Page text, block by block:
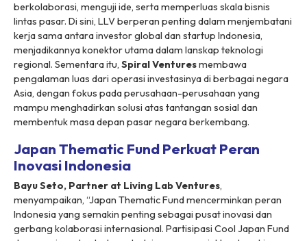
berkolaborasi, menguji ide, serta memperluas skala bisnis
lintas pasar. Di sini, LLV berperan penting dalam menjembatani
kerja sama antara investor global dan startup Indonesia,
menjadikannya konektor utama dalam lanskap teknologi
regional. Sementara itu, Spiral Venturesmembawa
pengalaman luas dari operasi investasinya di berbagai negara
Asia, dengan fokus pada perusahaan-perusahaan yang
mampu menghadirkan solusi atas tantangan sosial dan
membentuk masa depan pasar negara berkembang.
Japan Thematic Fund Perkuat Peran
Inovasi Indonesia
Bayu Seto, Partner at Living Lab Ventures,
menyampaikan, “Japan Thematic Fund mencerminkan peran
Indonesia yang semakin penting sebagai pusat inovasi dan
gerbang kolaborasi internasional. Partisipasi Cool Japan Fund